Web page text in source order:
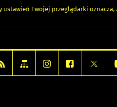
Twojej przeglądarki